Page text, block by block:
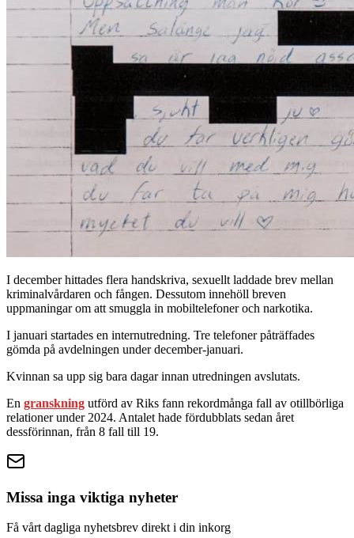
I december hittades flera handskriva, sexuellt laddade brev mellan
kriminalvårdaren och fången. Dessutom innehöll breven
uppmaningar om att smuggla in mobiltelefoner och narkotika.
I januari startades en internutredning. Tre telefoner påträffades
gömda på avdelningen under december-januari.
Kvinnan sa upp sig bara dagar innan utredningen avslutats.
En granskning utförd av Riks fann rekordmånga fall av otillbörliga
relationer under 2024. Antalet hade fördubblats sedan året
dessförinnan, från 8 fall till 19.
Missa inga viktiga nyheter
Få vårt dagliga nyhetsbrev direkt i din inkorg